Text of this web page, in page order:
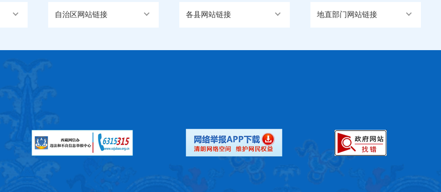
自治区网站链接 各县网站链接 地直部门网站链接